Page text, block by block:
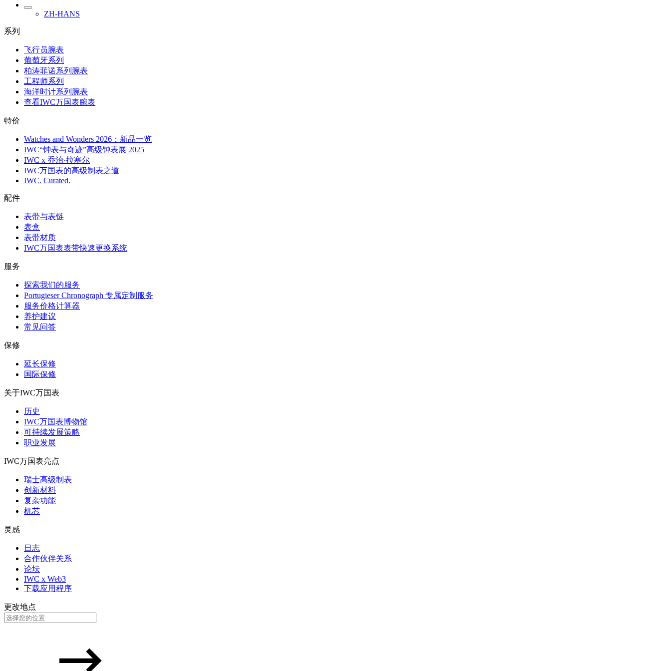
ZH-HANS
系列
飞行员腕表
葡萄牙系列
柏涛菲诺系列腕表
工程师系列
海洋时计系列腕表
查看IWC万国表腕表
特价
Watches and Wonders 2026：新品一览
IWC“钟表与奇迹”高级钟表展 2025
IWC x 乔治·拉塞尔
IWC万国表的高级制表之道
IWC. Curated.
配件
表带与表链
表盒
表带材质
IWC万国表表带快速更换系统
服务
探索我们的服务
Portugieser Chronograph 专属定制服务
服务价格计算器
养护建议
常见问答
保修
延长保修
国际保修
关于IWC万国表
历史
IWC万国表博物馆
可持续发展策略
职业发展
IWC万国表亮点
瑞士高级制表
创新材料
复杂功能
机芯
灵感
日志
合作伙伴关系
论坛
IWC x Web3
下载应用程序
更改地点